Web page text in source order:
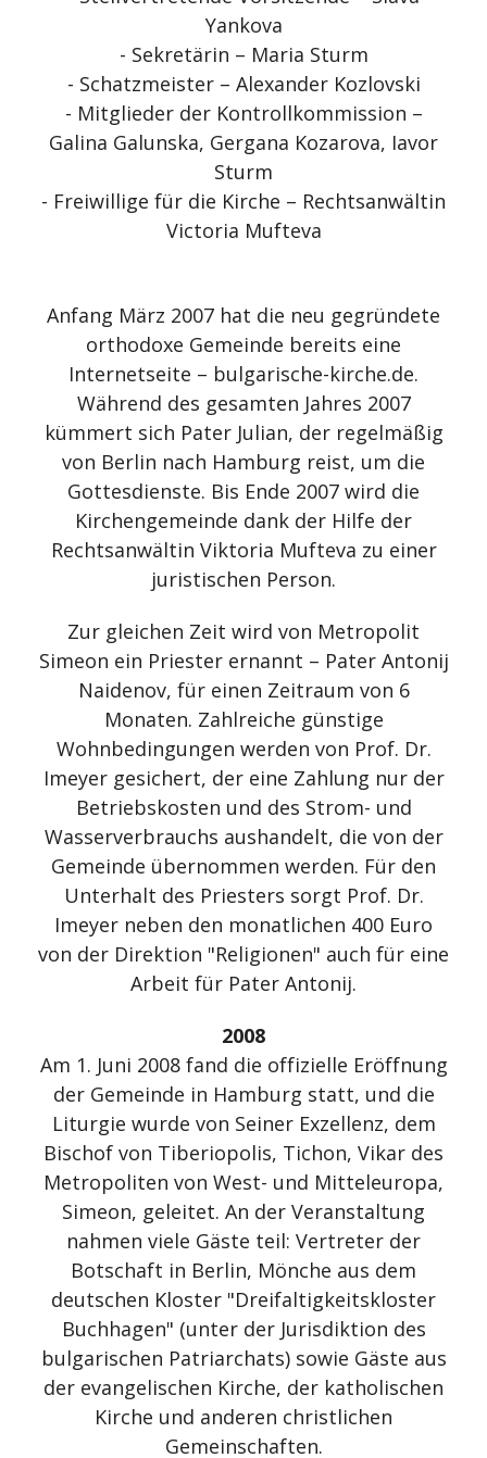
Yankova
- Sekretärin – Maria Sturm
- Schatzmeister – Alexander Kozlovski
- Mitglieder der Kontrollkommission –
Galina Galunska, Gergana Kozarova, Iavor
Sturm
- Freiwillige für die Kirche – Rechtsanwältin
Victoria Mufteva
Anfang März 2007 hat die neu gegründete
orthodoxe Gemeinde bereits eine
Internetseite – bulgarische-kirche.de.
Während des gesamten Jahres 2007
kümmert sich Pater Julian, der regelmäßig
von Berlin nach Hamburg reist, um die
Gottesdienste. Bis Ende 2007 wird die
Kirchengemeinde dank der Hilfe der
Rechtsanwältin Viktoria Mufteva zu einer
juristischen Person.
Zur gleichen Zeit wird von Metropolit
Simeon ein Priester ernannt – Pater Antonij
Naidenov, für einen Zeitraum von 6
Monaten. Zahlreiche günstige
Wohnbedingungen werden von Prof. Dr.
Imeyer gesichert, der eine Zahlung nur der
Betriebskosten und des Strom- und
Wasserverbrauchs aushandelt, die von der
Gemeinde übernommen werden. Für den
Unterhalt des Priesters sorgt Prof. Dr.
Imeyer neben den monatlichen 400 Euro
von der Direktion "Religionen" auch für eine
Arbeit für Pater Antonij.
2008
Am 1. Juni 2008 fand die offizielle Eröffnung
der Gemeinde in Hamburg statt, und die
Liturgie wurde von Seiner Exzellenz, dem
Bischof von Tiberiopolis, Tichon, Vikar des
Metropoliten von West- und Mitteleuropa,
Simeon, geleitet. An der Veranstaltung
nahmen viele Gäste teil: Vertreter der
Botschaft in Berlin, Mönche aus dem
deutschen Kloster "Dreifaltigkeitskloster
Buchhagen" (unter der Jurisdiktion des
bulgarischen Patriarchats) sowie Gäste aus
der evangelischen Kirche, der katholischen
Kirche und anderen christlichen
Gemeinschaften.